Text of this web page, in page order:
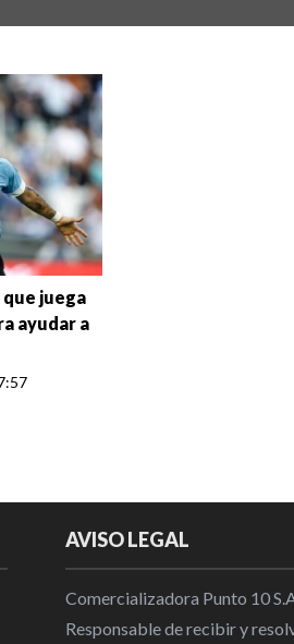
juega
ayudar a
AVISO LEGAL
Comercializadora Punto 10
Responsable de recibir y